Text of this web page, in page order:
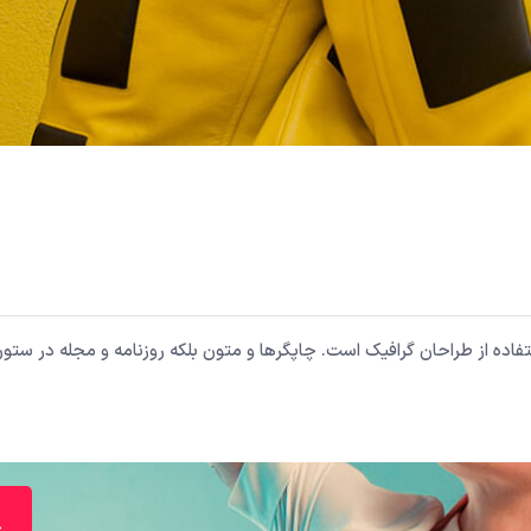
از طراحان گرافیک است. چاپگرها و متون بلکه روزنامه و مجله در